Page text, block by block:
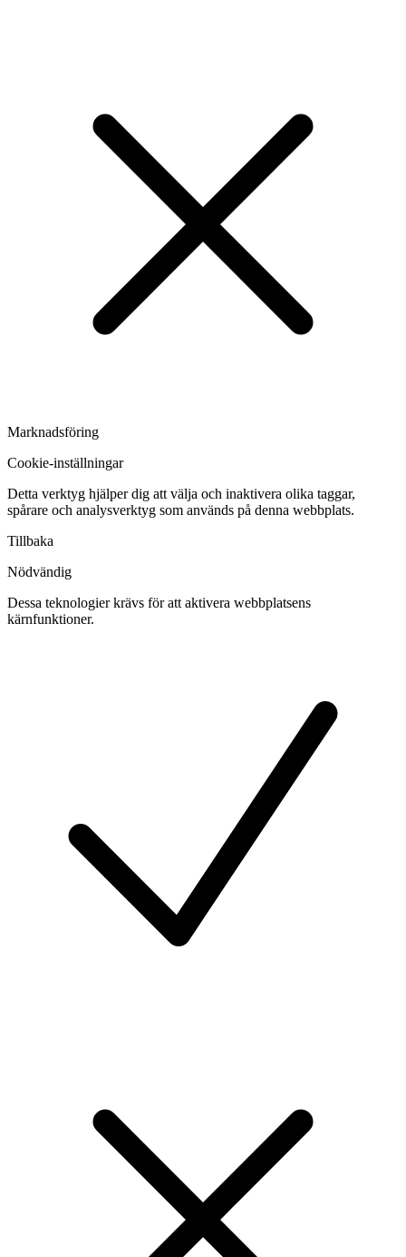
Marknadsföring
Cookie-inställningar
Detta verktyg hjälper dig att välja och inaktivera olika taggar,
spårare och analysverktyg som används på denna webbplats.
Tillbaka
Nödvändig
Dessa teknologier krävs för att aktivera webbplatsens
kärnfunktioner.